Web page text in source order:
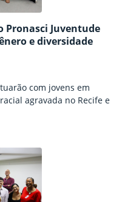
Pronasci Juventude
e diversidade
com jovens em
agravada no Recife e